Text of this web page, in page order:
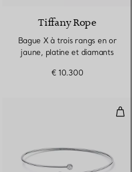
Tiffany Rope
Bague X à trois rangs en or
jaune, platine et diamants
€ 10.300
en or rose, platine et